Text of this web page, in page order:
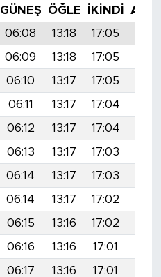
GÜNEŞ ÖĞLE İKINDI
06:08 13:18 17:05
06:09 13:18 17:05
06:10 13:17 17:05
06:11 13:17 17:04
06:12 13:17 17:04
06:13 13:17 17:03
06:14 13:17 17:03
06:14 13:17 17:02
06:15 13:16 17:02
06:16 13:16 17:01
06:17 13:16 17:01